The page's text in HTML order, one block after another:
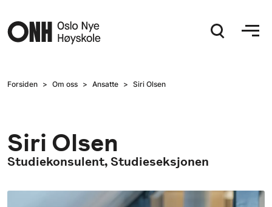
Forsiden Om oss Ansatte Siri Olsen
Siri Olsen
Studiekonsulent, Studieseksjonen